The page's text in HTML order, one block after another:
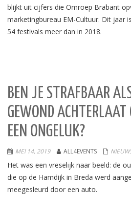
blijkt uit cijfers die Omroep Brabant
marketingbureau EM-Cultuur. Dit jaar
54 festivals meer dan in 2018.
BEN JE STRAFBAAR
GEWOND
EEN ONGELUK?
MEI 14, 2019 ALL4EVENTS
Het was een vreselijk naar beeld: de
die op de Hamdijk in Breda werd
meegesleurd door een auto.